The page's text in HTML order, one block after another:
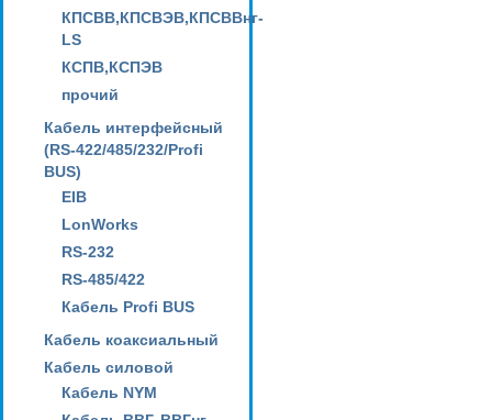
КПСВВ,КПСВЭВ,КПСВВнг-
LS
КСПВ,КСПЭВ
прочий
Кабель интерфейсный
(RS-422/485/232/Profi
BUS)
EIB
LonWorks
RS-232
RS-485/422
Кабель Profi BUS
Кабель коаксиальный
Кабель силовой
Кабель NYM